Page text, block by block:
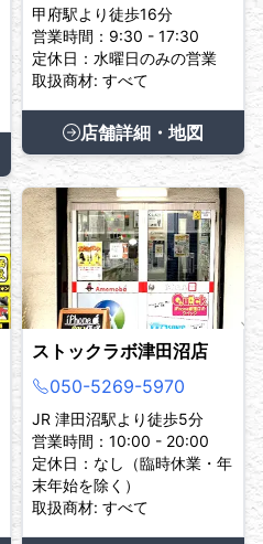
甲府駅より徒歩16分
営業時間：9:30 - 17:30
定休日：水曜日のみの営業
取扱商材: すべて
店舗詳細・地図
ストックラボ津田沼店
050-5269-5970
JR 津田沼駅より徒歩5分
営業時間：10:00 - 20:00
定休日：なし（臨時休業・年
末年始を除く）
取扱商材: すべて